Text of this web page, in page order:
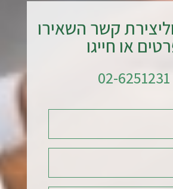
קשר השאירו
או חייגו
02-6251231